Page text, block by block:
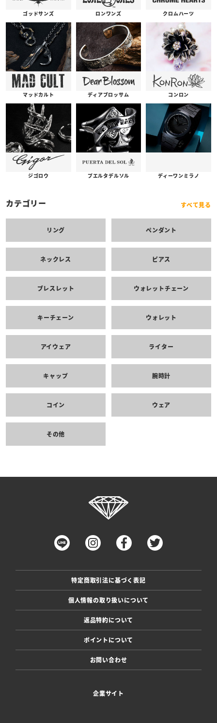
ゴッドサンズ ロンワンズ クロムハーツ
マッドカルト ディアブロッサム コンロン
ジゴロウ プエルタデルソル ディーワンミラノ
カテゴリー すべて見る
リング ペンダント
ネックレス ピアス
ブレスレット ウォレットチェーン
キーチェーン ウォレット
アイウェア ライター
キャップ 腕時計
コイン ウェア
その他
特定商取引法に基づく表記
個人情報の取り扱いについて
返品特約について
ポイントについて
お問い合わせ
企業サイト